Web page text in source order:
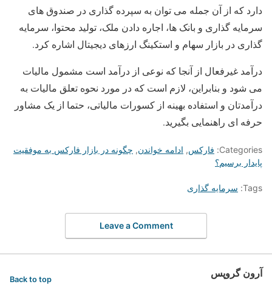
دارد که از آن جمله می توان به سپرده گذاری در صندوق های
سرمایه گذاری و بانک ها، اجاره دادن ملک، تولید محتوا، سرمایه
گذاری در بازار سهام و استکینگ ارزهای دیجیتال اشاره کرد.
درآمد غیرفعال از آنجا که نوعی از درآمد است مشمول مالیات
می شود و بنابراین، لازم است که در مورد نحوه تعلق مالیات به
درآمدتان و استفاده بهینه از کسورات مالیاتی، حتما از یک مشاور
حرفه ای راهنمایی بگیرید.
Categories: فارکس, ادامه خواندن, چگونه در بازار فارکس به موفقیت
پایدار برسیم؟
Tags: سرمایه گذاری
Leave a Comment
آرون گروپس Back to top